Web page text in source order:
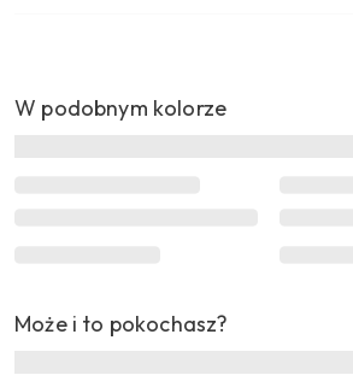
W podobnym kolorze
Może i to pokochasz?